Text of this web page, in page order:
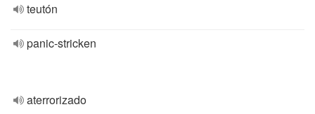
teutón
panic-stricken
aterrorizado